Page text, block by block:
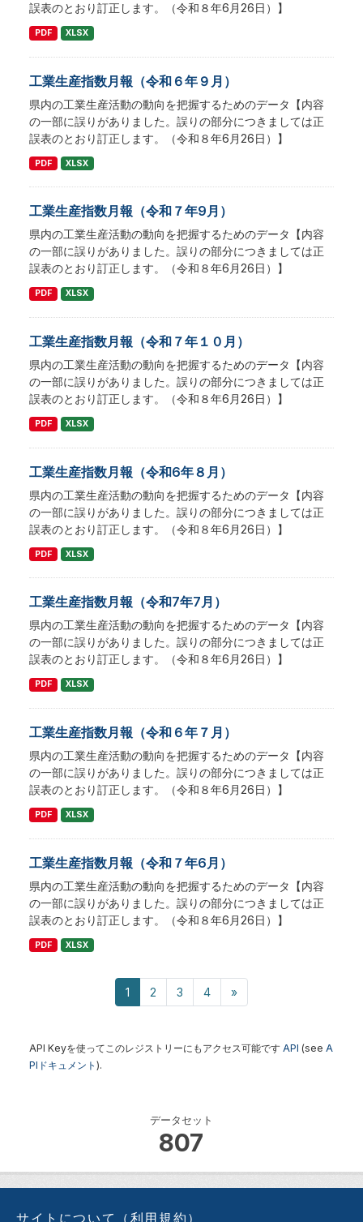
データセット
807
誤表のとおり訂正します。（令和８年6月26日）】
PDF XLSX
工業生産指数月報（令和６年９月）
県内の工業生産活動の動向を把握するためのデータ【内容
の一部に誤りがありました。誤りの部分につきましては正
誤表のとおり訂正します。（令和８年6月26日）】
PDF XLSX
工業生産指数月報（令和７年9月）
県内の工業生産活動の動向を把握するためのデータ【内容
の一部に誤りがありました。誤りの部分につきましては正
誤表のとおり訂正します。（令和８年6月26日）】
PDF XLSX
工業生産指数月報（令和７年１０月）
県内の工業生産活動の動向を把握するためのデータ【内容
の一部に誤りがありました。誤りの部分につきましては正
誤表のとおり訂正します。（令和８年6月26日）】
PDF XLSX
工業生産指数月報（令和6年８月）
県内の工業生産活動の動向を把握するためのデータ【内容
の一部に誤りがありました。誤りの部分につきましては正
誤表のとおり訂正します。（令和８年6月26日）】
PDF XLSX
工業生産指数月報（令和7年7月）
県内の工業生産活動の動向を把握するためのデータ【内容
の一部に誤りがありました。誤りの部分につきましては正
誤表のとおり訂正します。（令和８年6月26日）】
PDF XLSX
工業生産指数月報（令和６年７月）
県内の工業生産活動の動向を把握するためのデータ【内容
の一部に誤りがありました。誤りの部分につきましては正
誤表のとおり訂正します。（令和８年6月26日）】
PDF XLSX
工業生産指数月報（令和７年6月）
県内の工業生産活動の動向を把握するためのデータ【内容
の一部に誤りがありました。誤りの部分につきましては正
誤表のとおり訂正します。（令和８年6月26日）】
PDF XLSX
1 2 3 4 »
API Keyを使ってこのレジストリーにもアクセス可能です API (see A
PIドキュメント ).
サイトについて（利用規約）